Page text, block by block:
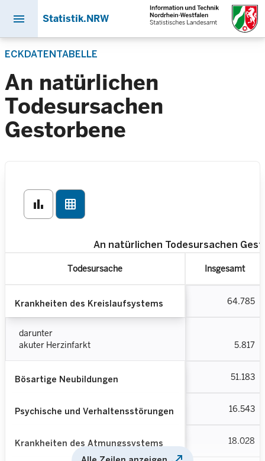
zum
Inhalt
menu Statistik.NRW
ECKDATENTABELLE
An natürlichen
Todesursachen
Gestorbene
bar_chart grid_on
An natürlichen Todesursachen
Todesursache Insgesamt
Krankheiten des Kreislaufsystems 64.785
darunter
akuter Herzinfarkt
5.817
Bösartige Neubildungen 51.183
Psychische und Verhaltensstörungen 16.543
Krankheiten des Atmungssystems 18.028